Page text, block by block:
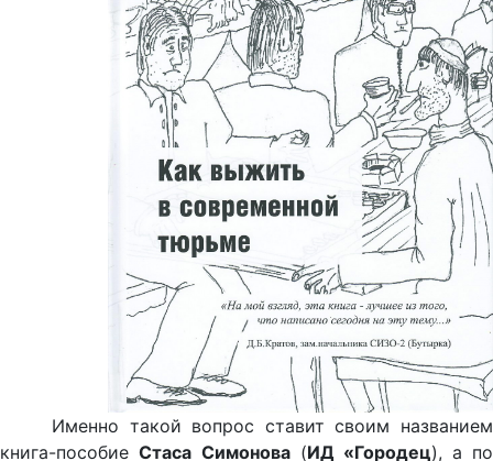
Именно такой вопрос ставит своим названием
книга-пособие Стаса Симонова (ИД «Городец), а по